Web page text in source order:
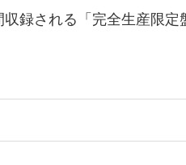
録される「完全生産限定